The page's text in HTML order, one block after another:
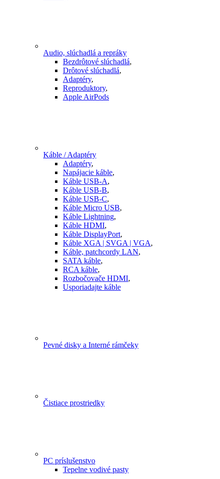
Audio, slúchadlá a repráky
Bezdrôtové slúchadlá,
Drôtové slúchadlá,
Adaptéry,
Reproduktory,
Apple AirPods
Káble / Adaptéry
Adaptéry,
Napájacie káble,
Káble USB-A,
Káble USB-B,
Káble USB-C,
Káble Micro USB,
Káble Lightning,
Káble HDMI,
Káble DisplayPort,
Káble XGA | SVGA | VGA,
Káble, patchcordy LAN,
SATA káble,
RCA káble,
Rozbočovače HDMI,
Usporiadajte káble
Pevné disky a Interné rámčeky
Čistiace prostriedky
PC príslušenstvo
Tepelne vodivé pasty